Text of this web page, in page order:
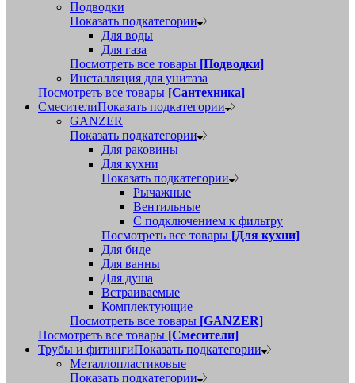
Подводки
Показать подкатегории
Для воды
Для газа
Посмотреть все товары [Подводки]
Инсталляция для унитаза
Посмотреть все товары [Сантехника]
СмесителиПоказать подкатегории
GANZER
Показать подкатегории
Для раковины
Для кухни
Показать подкатегории
Рычажные
Вентильные
С подключением к фильтру
Посмотреть все товары [Для кухни]
Для биде
Для ванны
Для душа
Встраиваемые
Комплектующие
Посмотреть все товары [GANZER]
Посмотреть все товары [Смесители]
Трубы и фитингиПоказать подкатегории
Металлопластиковые
Показать подкатегории